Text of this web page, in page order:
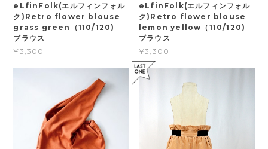
eLfinFolk(エルフィンフォル
ク)Retro flower blouse
grass green（110/120)
ブラウス
¥3,300
eLfinFolk(エルフィンフォル
ク)Retro flower blouse
lemon yellow（110/120)
ブラウス
¥3,300